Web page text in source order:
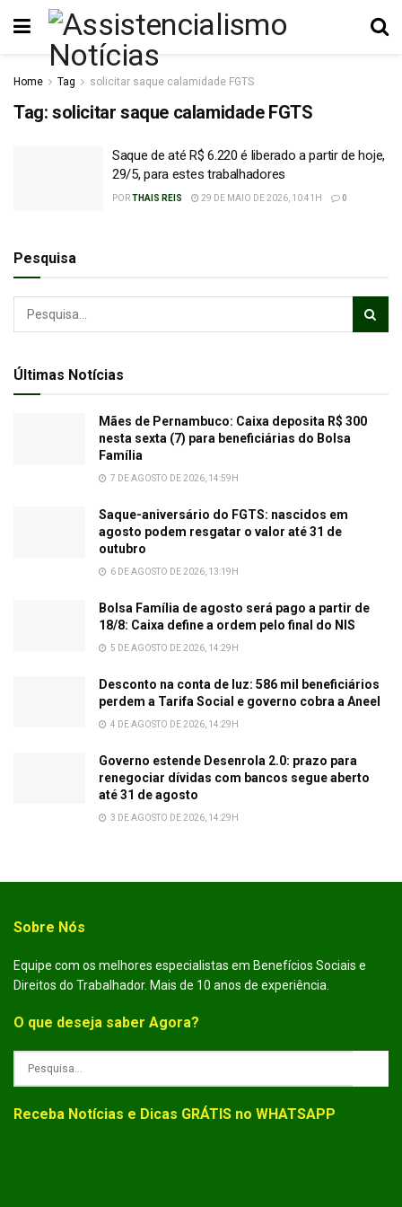
Home Tag solicitar saque calamidade FGTS
Tag: solicitar saque calamidade FGTS
Saque de até R$ 6.220 é liberado a partir de hoje,
29/5, para estes trabalhadores
PORTHAIS REIS 29 DE MAIO DE 2026, 10:41H 0
Pesquisa
Últimas Notícias
Mães de Pernambuco: Caixa deposita R$ 300
nesta sexta (7) para beneficiárias do Bolsa
Família
7 DE AGOSTO DE 2026, 14:59H
Saque-aniversário do FGTS: nascidos em
agosto podem resgatar o valor até 31 de
outubro
6 DE AGOSTO DE 2026, 13:19H
Bolsa Família de agosto será pago a partir de
18/8: Caixa define a ordem pelo final do NIS
5 DE AGOSTO DE 2026, 14:29H
Desconto na conta de luz: 586 mil beneficiários
perdem a Tarifa Social e governo cobra a Aneel
4 DE AGOSTO DE 2026, 14:29H
Governo estende Desenrola 2.0: prazo para
renegociar dívidas com bancos segue aberto
até 31 de agosto
3 DE AGOSTO DE 2026, 14:29H
Sobre Nós
Equipe com os melhores especialistas em Benefícios Sociais e
Direitos do Trabalhador. Mais de 10 anos de experiência.
O que deseja saber Agora?
Receba Notícias e Dicas GRÁTIS no WHATSAPP